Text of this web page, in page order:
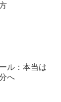
ル：本当は
へ